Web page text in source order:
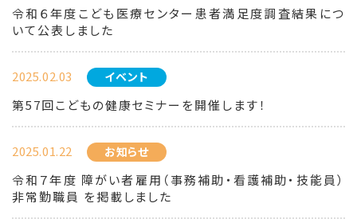
令和６年度こども医療センター患者満足度調査結果につ
いて公表しました
2025.02.03 イベント
第57回こどもの健康セミナーを開催します！
2025.01.22 お知らせ
令和７年度 障がい者雇用（事務補助・看護補助・技能員）
非常勤職員 を掲載しました